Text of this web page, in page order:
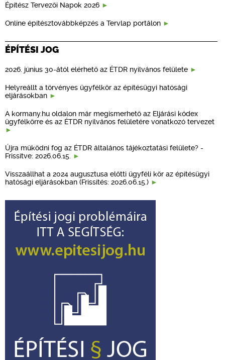
Építész Tervezői Napok 2026
Online építésztovábbképzés a Tervlap portálon
ÉPÍTÉSI JOG
2026. június 30-ától elérhető az ÉTDR nyilvános felülete
Helyreállt a törvényes ügyfélkör az építésügyi hatósági
eljárásokban
A kormany.hu oldalon már megismerhető az Eljárási kódex
ügyfélkörre és az ÉTDR nyilvános felületére vonatkozó tervezet
Újra működni fog az ÉTDR általános tájékoztatási felülete? -
Frissítve: 2026.06.15.
Visszaállhat a 2024 augusztusa előtti ügyféli kör az építésügyi
hatósági eljárásokban (Frissítés: 2026.06.15.)